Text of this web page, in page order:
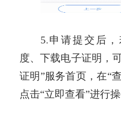
5.申请提交后
度、下载电子证明，
证明”服务首页，在“
点击“立即查看”进行操